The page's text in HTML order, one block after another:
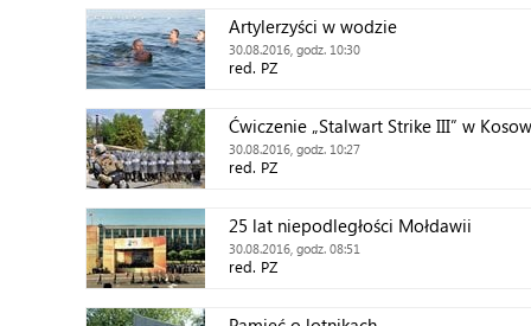
Artylerzyści w wodzie
30.08.2016, godz. 10:30
red. PZ
Ćwiczenie „Stalwart Strike III” w
30.08.2016, godz. 10:27
red. PZ
25 lat niepodległości Mołdawii
30.08.2016, godz. 08:51
red. PZ